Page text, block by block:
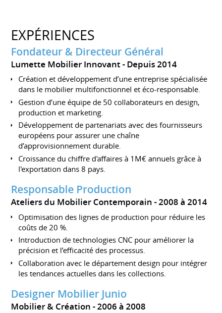
EXPÉRIENCES
Fondateur & Directeur Général
Lumette Mobilier Innovant Depuis 2014
Création et développement d’une entreprise spécialisée
dans le mobilier multifonctionnel et éco-responsable.
Gestion d’une équipe de 50 collaborateurs en design,
production et marketing.
Développement de partenariats avec des fournisseurs
européens pour assurer une chaîne
d’approvisionnement durable.
Croissance du chiffre d'affaires à 1M€ annuels grâce à
l'exportation dans 8 pays.
Responsable Production
Ateliers du Mobilier Contemporain 2008 à 2014
Optimisation des lignes de production pour réduire les
coûts de 20 %.
Introduction de technologies CNC pour améliorer la
précision et l’efficacité des processus.
Collaboration avec le département design pour intégrer
les tendances actuelles dans les collections.
Designer Mobilier Junio
Mobilier & Création 2006 à 2008